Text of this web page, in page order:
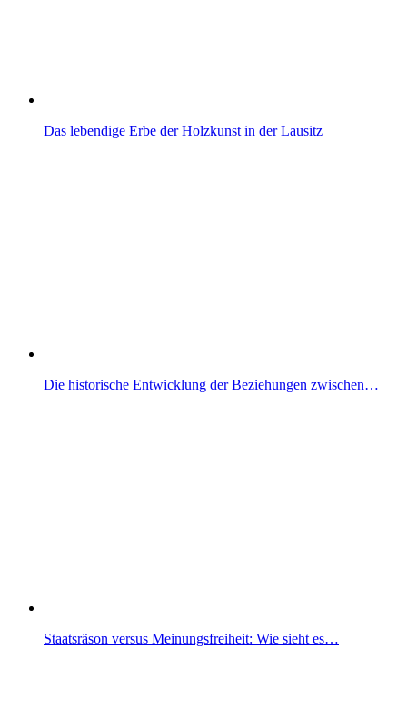
Das lebendige Erbe der Holzkunst in der Lausitz
Die historische Entwicklung der Beziehungen zwischen…
Staatsräson versus Meinungsfreiheit: Wie sieht es…